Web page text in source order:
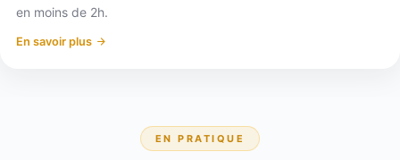
en moins de 2h.
En savoir plus
EN PRATIQUE